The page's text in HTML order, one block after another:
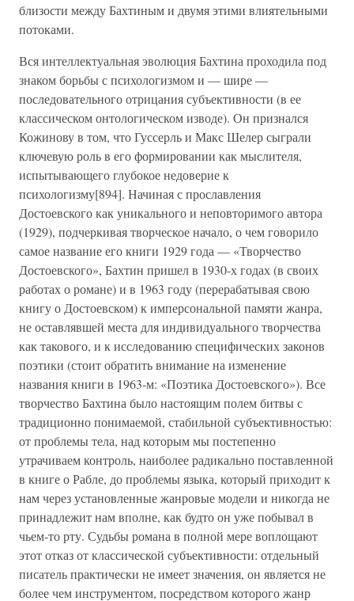
близости между Бахтиным и двумя этими влиятельными
потоками.
Вся интеллектуальная эволюция Бахтина проходила под
знаком борьбы с психологизмом и — шире —
последовательного отрицания субъективности (в ее
классическом онтологическом изводе). Он признался
Кожинову в том, что Гуссерль и Макс Шелер сыграли
ключевую роль в его формировании как мыслителя,
испытывающего глубокое недоверие к
психологизму[894]. Начиная с прославления
Достоевского как уникального и неповторимого автора
(1929), подчеркивая творческое начало, о чем говорило
самое название его книги 1929 года — «Творчество
Достоевского», Бахтин пришел в 1930-х годах (в своих
работах о романе) и в 1963 году (перерабатывая свою
книгу о Достоевском) к имперсональной памяти жанра,
не оставлявшей места для индивидуального творчества
как такового, и к исследованию специфических законов
поэтики (стоит обратить внимание на изменение
названия книги в 1963-м: «Поэтика Достоевского»). Все
творчество Бахтина было настоящим полем битвы с
традиционно понимаемой, стабильной субъективностью:
от проблемы тела, над которым мы постепенно
утрачиваем контроль, наиболее радикально поставленной
в книге о Рабле, до проблемы языка, который приходит к
нам через установленные жанровые модели и никогда не
принадлежит нам вполне, как будто он уже побывал в
чьем-то рту. Судьбы романа в полной мере воплощают
этот отказ от классической субъективности: отдельный
писатель практически не имеет значения, он является не
более чем инструментом, посредством которого жанр